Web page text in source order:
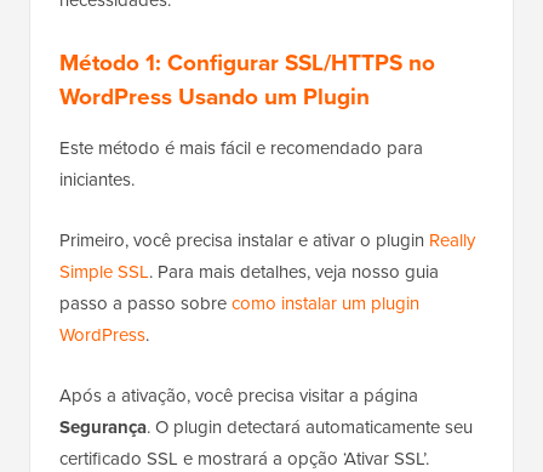
Método 1: Configurar SSL/HTTPS no
WordPress Usando um Plugin
Este método é mais fácil e recomendado para
iniciantes.
Primeiro, você precisa instalar e ativar o plugin Really
Simple SSL. Para mais detalhes, veja nosso guia
passo a passo sobrecomo instalar um plugin
WordPress.
Após a ativação, você precisa visitar a página
Segurança. O plugin detectará automaticamente seu
certificado SSL e mostrará a opção ‘Ativar SSL’.